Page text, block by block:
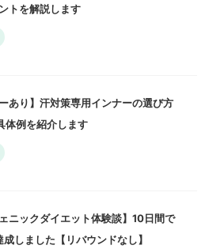
トを解説します
ーあり】汗対策専用インナーの選び方
体例を紹介します
ェニックダイエット体験談】10日間で
しました【リバウンドなし】